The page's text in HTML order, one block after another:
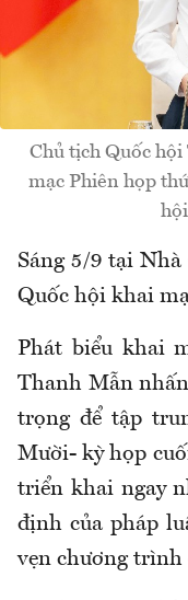
Chủ tịch Quốc
mạc Phiên họp
Sáng 5/9 tại
Quốc hội khai
Phát biểu khai
Thanh Mẫn
trọng để tập
Mười- kỳ họp
triển khai ngay
định của pháp
vẹn chương trình